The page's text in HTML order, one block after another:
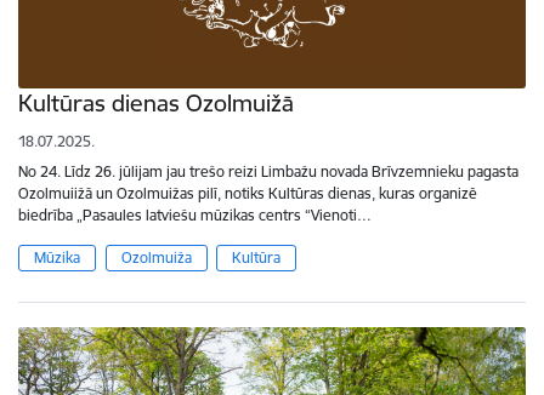
Kultūras dienas Ozolmuižā
18.07.2025.
No 24. Līdz 26. jūlijam jau trešo reizi Limbažu novada Brīvzemnieku pagasta
Ozolmuiižā un Ozolmuižas pilī, notiks Kultūras dienas, kuras organizē
biedrība „Pasaules latviešu mūzikas centrs “Vienoti…
Mūzika Ozolmuiža Kultūra